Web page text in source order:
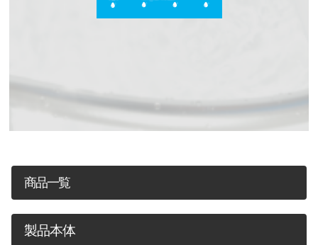
商品一覧
製品本体